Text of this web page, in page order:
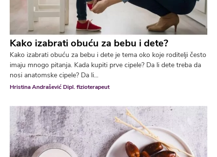
Kako izabrati obuću za bebu i dete?
Kako izabrati obuću za bebu i dete je tema oko koje roditelji često
imaju mnogo pitanja. Kada kupiti prve cipele? Da li dete treba da
nosi anatomske cipele? Da li...
Hristina Andrašević Dipl. fizioterapeut